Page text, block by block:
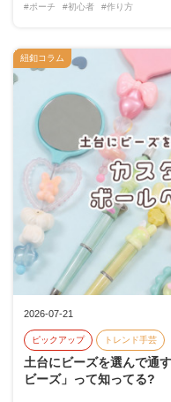
#ポーチ #初心者 #作り方
2026-07-21
ピックアップ トレンド手芸
土台にビーズを選んで通
ビーズ」って知ってる?
紐釦コラム